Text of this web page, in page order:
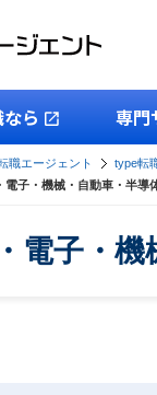
ら 専門
職エージェント type転
電子・機械・自動車・半導
電子・